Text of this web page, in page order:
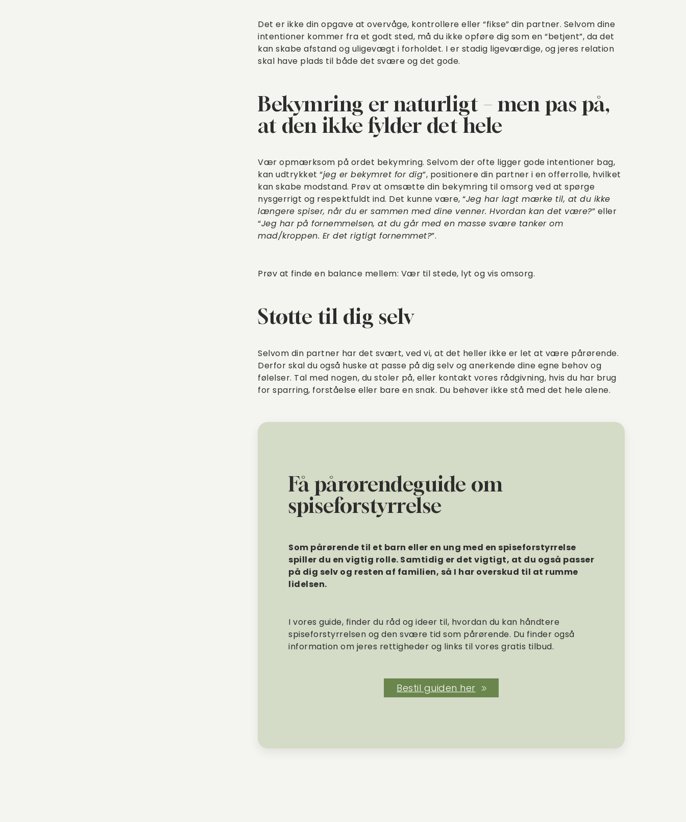
Det er ikke din opgave at overvåge, kontrollere eller “fikse” din partner. Selvom dine
intentioner kommer fra et godt sted, må du ikke opføre dig som en “betjent”, da det
kan skabe afstand og uligevægt i forholdet. I er stadig ligeværdige, og jeres relation
skal have plads til både det svære og det gode.
Bekymring er naturligt – men pas på,
at den ikke fylder det hele
Vær opmærksom på ordet bekymring. Selvom der ofte ligger gode intentioner bag,
kan udtrykket “jeg er bekymret for dig”, positionere din partner i en offerrolle, hvilket
kan skabe modstand. Prøv at omsætte din bekymring til omsorg ved at spørge
nysgerrigt og respektfuldt ind. Det kunne være, “Jeg har lagt mærke til, at du ikke
længere spiser, når du er sammen med dine venner. Hvordan kan det være?” eller
“Jeg har på fornemmelsen, at du går med en masse svære tanker om
mad/kroppen. Er det rigtigt fornemmet?”.
Prøv at finde en balance mellem: Vær til stede, lyt og vis omsorg.
Støtte til dig selv
Selvom din partner har det svært, ved vi, at det heller ikke er let at være pårørende.
Derfor skal du også huske at passe på dig selv og anerkende dine egne behov og
følelser. Tal med nogen, du stoler på, eller kontakt vores rådgivning, hvis du har brug
for sparring, forståelse eller bare en snak. Du behøver ikke stå med det hele alene.
Få pårørendeguide om
spiseforstyrrelse
Som pårørende til et barn eller en ung med en spiseforstyrrelse
spiller du en vigtig rolle. Samtidig er det vigtigt, at du også passer
på dig selv og resten af familien, så I har overskud til at rumme
lidelsen.
I vores guide, finder du råd og ideer til, hvordan du kan håndtere
spiseforstyrrelsen og den svære tid som pårørende. Du finder også
information om jeres rettigheder og links til vores gratis tilbud.
Bestil guiden her